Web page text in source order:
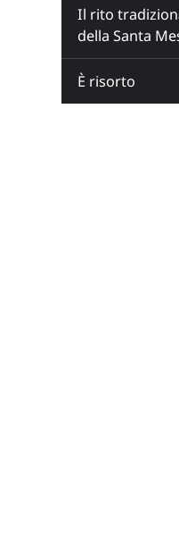
Il rito
della Santa
È risorto